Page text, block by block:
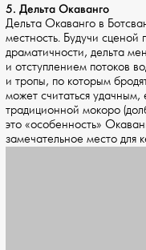
5. Дельта Окаванго
Дельта Окаванго в
местность. Будучи сценой
драматичности, дельта
и отступлением потоков
и тропы, по которым
может считаться
традиционной мокоро
это «особенность»
замечательное место для